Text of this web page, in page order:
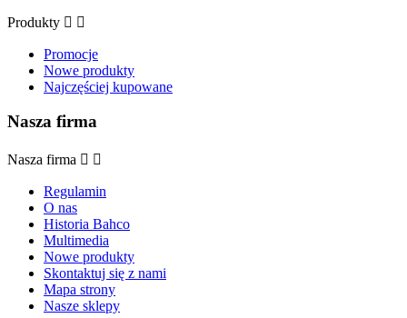
Produkty  
Promocje
Nowe produkty
Najczęściej kupowane
Nasza firma
Nasza firma  
Regulamin
O nas
Historia Bahco
Multimedia
Nowe produkty
Skontaktuj się z nami
Mapa strony
Nasze sklepy